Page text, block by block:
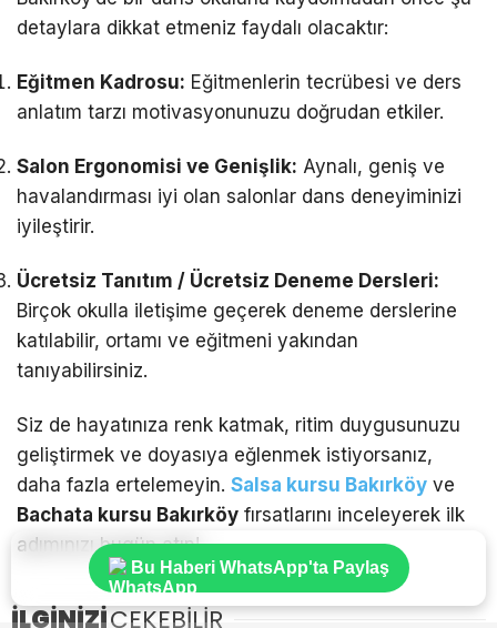
detaylara dikkat etmeniz faydalı olacaktır:
Eğitmen Kadrosu: Eğitmenlerin tecrübesi ve ders
anlatım tarzı motivasyonunuzu doğrudan etkiler.
Salon Ergonomisi ve Genişlik: Aynalı, geniş ve
havalandırması iyi olan salonlar dans deneyiminizi
iyileştirir.
Ücretsiz Tanıtım / Ücretsiz Deneme Dersleri:
Birçok okulla iletişime geçerek deneme derslerine
katılabilir, ortamı ve eğitmeni yakından
tanıyabilirsiniz.
Siz de hayatınıza renk katmak, ritim duygusunuzu
geliştirmek ve doyasıya eğlenmek istiyorsanız,
daha fazla ertelemeyin. Salsa kursu Bakırköy ve
Bachata kursu Bakırköy fırsatlarını inceleyerek ilk
adımınızı bugün atın!
İLGİNİZİÇEKEBİLİR
Bu Haberi WhatsApp'ta Paylaş